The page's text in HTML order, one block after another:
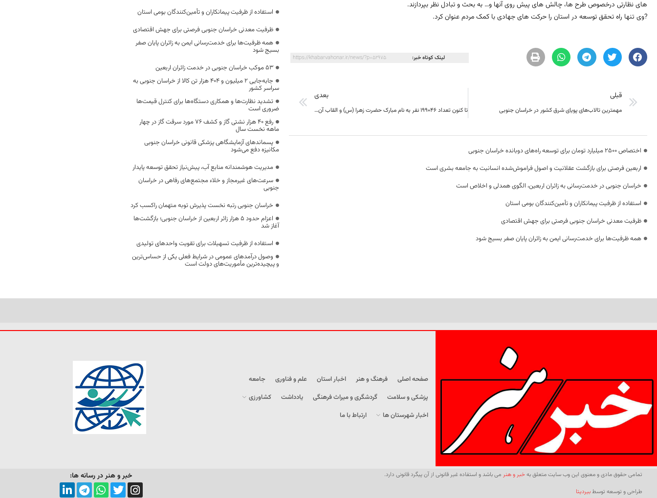
های نظارتی درخصوص طرح ها، چالش های پیش روی آنها و… به بحث و تبادل نظر بپردازند.
?وی تنها راه تحقق توسعه در استان را حرکت های جهادی با کمک مردم عنوان کرد.
لینک کوتاه خبر: https://khabarvahonar.ir/news/?p=52975
قبلی
مهمترین تالاب‌های پویای شرق کشور در خراسان جنوبی
بعدی
تا کنون تعداد 199046 نفر به نام مبارک حضرت زهرا (س) و القاب آن حضرت در خراسان جنوبی مزین و نام گذاری شده اند
اختصاص 2500 میلیارد تومان برای توسعه راه‌های دوبانده خراسان جنوبی
اربعین فرصتی برای بازگشت عقلانیت و اصول فراموش‌شده انسانیت به جامعه بشری است
خراسان جنوبی در خدمت‌رسانی به زائران اربعین، الگوی همدلی و اخلاص است
استفاده از ظرفیت پیمانکاران و تأمین‌کنندگان بومی استان
ظرفیت معدنی خراسان جنوبی فرصتی برای جهش اقتصادی
همه ظرفیت‌ها برای خدمت‌رسانی ایمن به زائران پایان صفر بسیج شود
استفاده از ظرفیت پیمانکاران و تأمین‌کنندگان بومی استان
ظرفیت معدنی خراسان جنوبی فرصتی برای جهش اقتصادی
همه ظرفیت‌ها برای خدمت‌رسانی ایمن به زائران پایان صفر
بسیج شود
53 موکب خراسان جنوبی در خدمت زائران اربعین
جابه‌جایی 2 میلیون و 404 هزار تن کالا از خراسان جنوبی به
سراسر کشور
تشدید نظارت‌ها و همکاری دستگاه‌ها برای کنترل قیمت‌ها
ضروری است
رفع 40 هزار نشتی گاز و کشف 76 مورد سرقت گاز در چهار
ماهه نخست سال
پسماندهای آزمایشگاهی پزشکی قانونی خراسان جنوبی
مکانیزه دفع می‌شود
مدیریت هوشمندانه منابع آب، پیش‌نیاز تحقق توسعه پایدار
سرعت‌های غیرمجاز و خلاء مجتمع‌های رفاهی در خراسان
جنوبی
خراسان جنوبی رتبه نخست پذیرش توبه متهمان راکسب کرد
اعزام حدود 5 هزار زائر اربعین از خراسان جنوبی؛ بازگشت‌ها
آغاز شد
استفاده از ظرفیت تسهیلات برای تقویت واحدهای تولیدی
وصول درآمدهای عمومی در شرایط فعلی یکی از حساس‌ترین
و پیچیده‌ترین مأموریت‌های دولت است
صفحه اصلی فرهنگ و هنر اخبار استان علم و فناوری
جامعه
پزشکی و سلامت
گردشگری و میراث فرهنگی یادداشت
کشاورزی
اخبار شهرستان ها
ارتباط با ما
تمامی حقوق مادی و معنوی این وب سایت متعلق بهخبر و هنر می باشد و استفاده غیر قانونی از آن پیگرد قانونی دارد.
طراحی و توسعه توسطبیردیتا
خبر و هنر در رسانه ها: